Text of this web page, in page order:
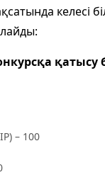
қатысу
– 100